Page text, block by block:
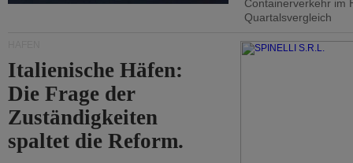
Containerverkehr im
Quartalsvergleich
Italienische Häfen:
Die Frage der
Zuständigkeiten
spaltet die Reform.